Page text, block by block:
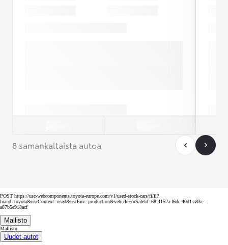
8 samankaltaista autoa
POST https://usc-webcomponents.toyota-europe.com/v1/used-stock-cars/fi/fi?
brand=toyota&uscContext=used&uscEnv=production&vehicleForSaleId=68f4152a-f6dc-40d1-a83c-
a87b5e918acf
Mallisto
Mallisto
Uudet autot